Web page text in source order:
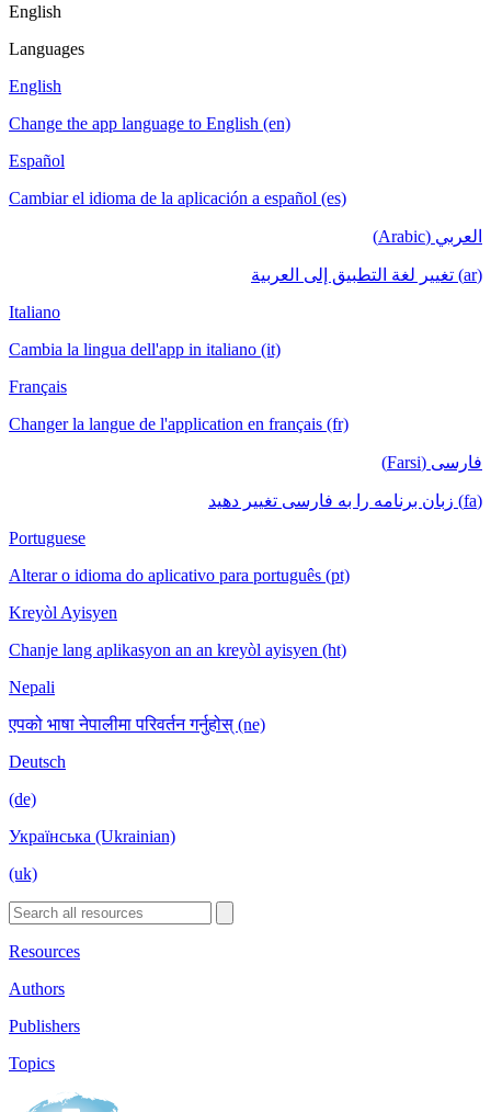
English
Languages
English
Change the app language to English (en)
Español
Cambiar el idioma de la aplicación a español (es)
العربي (Arabic)
(ar) تغيير لغة التطبيق إلى العربية
Italiano
Cambia la lingua dell'app in italiano (it)
Français
Changer la langue de l'application en français (fr)
فارسی (Farsi)
(fa) زبان برنامه را به فارسی تغییر دهید
Portuguese
Alterar o idioma do aplicativo para português (pt)
Kreyòl Ayisyen
Chanje lang aplikasyon an an kreyòl ayisyen (ht)
Nepali
एपको भाषा नेपालीमा परिवर्तन गर्नुहोस् (ne)
Deutsch
(de)
Українська (Ukrainian)
(uk)
Resources
Authors
Publishers
Topics